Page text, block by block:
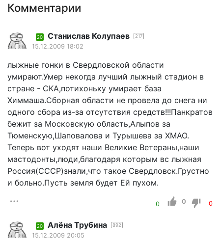
Комментарии
20 Станислав Колупаев 217
15.12.2009 18:02
лыжные гонки в Свердловской области
умирают.Умер некогда лучший лыжный стадион в
стране - СКА,потихоньку умирает база
Химмаша.Сборная области не провела до снега ни
одного сбора из-за отсутствия средств!!!Панкратов
бежит за Московскую область,Алыпов за
Тюменскую,Шаповалова и Турышева за ХМАО.
Теперь вот уходят наши Великие Ветераны,наши
мастодонты,люди,благодаря которым вс лыжная
Россия(СССР)знали,что такое Свердловск.Грустно
и больно.Пусть земля будет Ей пухом.
0 0 0
20 Алёна Трубина 892
15.12.2009 20:05